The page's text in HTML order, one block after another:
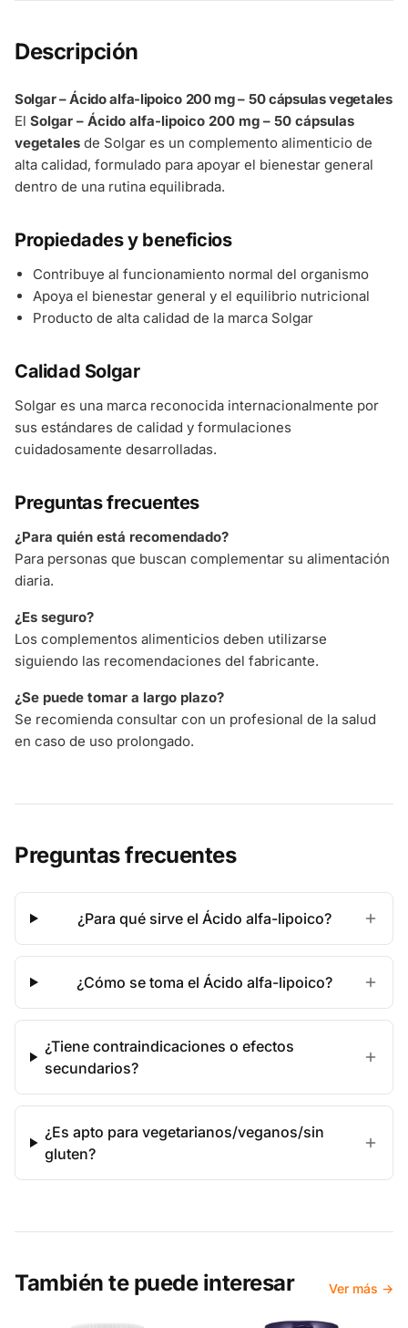
Descripción
Solgar – Ácido alfa-lipoico 200 mg – 50 cápsulas vegetales
El Solgar – Ácido alfa-lipoico 200 mg – 50 cápsulas
vegetales de Solgar es un complemento alimenticio de
alta calidad, formulado para apoyar el bienestar general
dentro de una rutina equilibrada.
Propiedades y beneficios
Contribuye al funcionamiento normal del organismo
Apoya el bienestar general y el equilibrio nutricional
Producto de alta calidad de la marca Solgar
Calidad Solgar
Solgar es una marca reconocida internacionalmente por
sus estándares de calidad y formulaciones
cuidadosamente desarrolladas.
Preguntas frecuentes
¿Para quién está recomendado?
Para personas que buscan complementar su alimentación
diaria.
¿Es seguro?
Los complementos alimenticios deben utilizarse
siguiendo las recomendaciones del fabricante.
¿Se puede tomar a largo plazo?
Se recomienda consultar con un profesional de la salud
en caso de uso prolongado.
Preguntas frecuentes
¿Para qué sirve el Ácido alfa-lipoico?
¿Cómo se toma el Ácido alfa-lipoico?
¿Tiene contraindicaciones o efectos
secundarios?
¿Es apto para vegetarianos/veganos/sin
gluten?
También te puede interesar Ver más →